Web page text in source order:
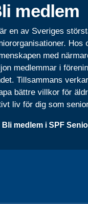
medlem
en av Sveriges
Hos
med
medlemmar i
Tillsammans
bättre villkor för
liv för dig som
Bli medlem i SPF